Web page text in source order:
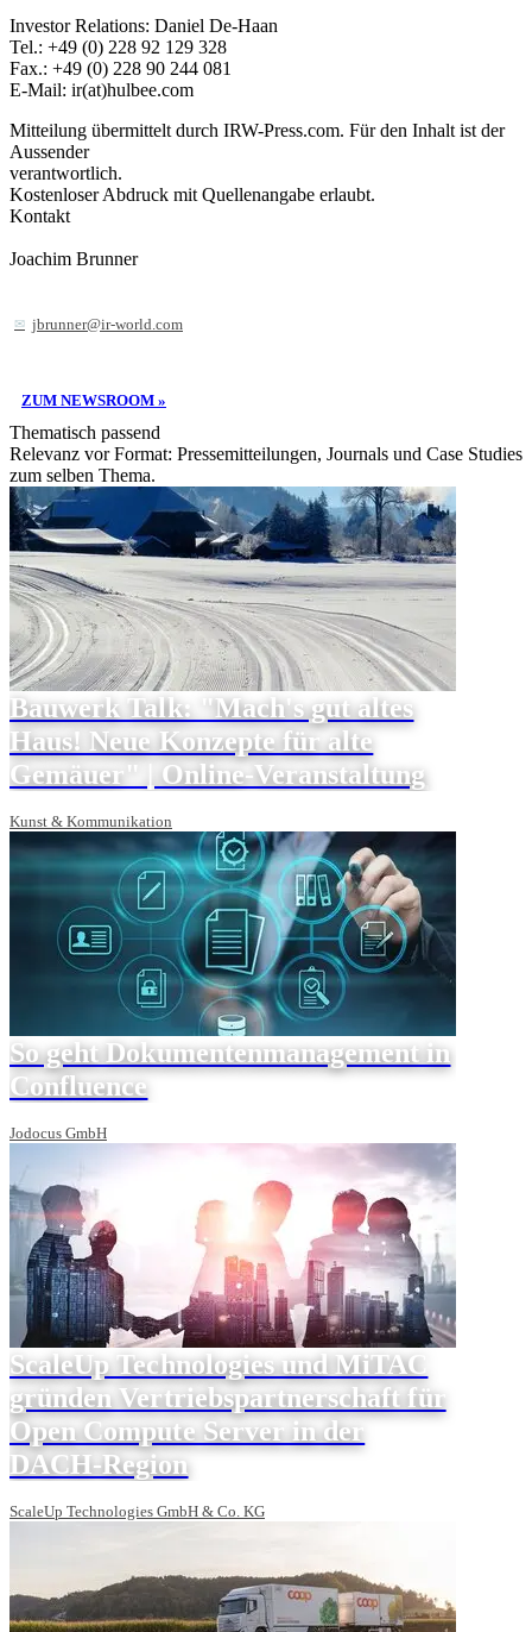
Investor Relations: Daniel De-Haan
Tel.: +49 (0) 228 92 129 328
Fax.: +49 (0) 228 90 244 081
E-Mail: ir(at)hulbee.com
Mitteilung übermittelt durch IRW-Press.com. Für den Inhalt ist der
Aussender
verantwortlich.
Kostenloser Abdruck mit Quellenangabe erlaubt.
Kontakt
Joachim Brunner
jbrunner@ir-world.com
ZUM NEWSROOM »
Thematisch passend
Relevanz vor Format: Pressemitteilungen, Journals und Case Studies
zum selben Thema.
Bauwerk Talk: "Mach's gut altes
Haus! Neue Konzepte für alte
Gemäuer" | Online-Veranstaltung
Kunst & Kommunikation
So geht Dokumentenmanagement in
Confluence
Jodocus GmbH
ScaleUp Technologies und MiTAC
gründen Vertriebspartnerschaft für
Open Compute Server in der
DACH-Region
ScaleUp Technologies GmbH & Co. KG